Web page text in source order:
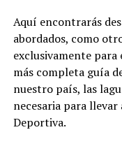
Aquí encontrarás
abordados, como
exclusivamente para
más completa guía
nuestro país, las
necesaria para
Deportiva.